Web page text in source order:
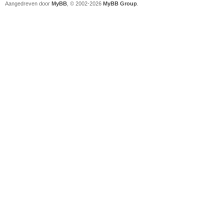
Aangedreven door MyBB , © 2002-2026 MyBB Group